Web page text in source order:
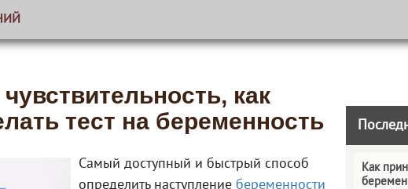
как
тест на беременность
Самый доступный и быстрый способ
определить наступление беременности
Как